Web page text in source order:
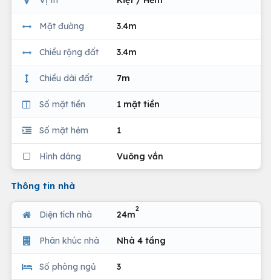
Mặt đường 3.4m
Chiều rộng đất 3.4m
Chiều dài đất 7m
Số mặt tiền 1 mặt tiền
Số mặt hẻm 1
Hình dáng Vuông vắn
Thông tin nhà
Diện tích nhà 24m
2
Phân khúc nhà Nhà 4 tầng
Số phòng ngủ 3